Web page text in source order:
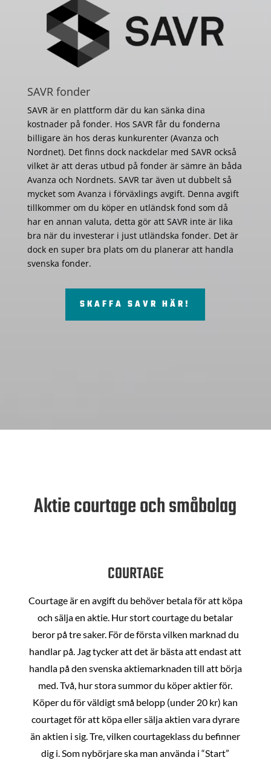
SAVR fonder
SAVR är en plattform där du kan sänka dina
kostnader på fonder. Hos SAVR får du fonderna
billigare än hos deras kunkurenter (Avanza och
Nordnet). Det finns dock nackdelar med SAVR också
vilket är att deras utbud på fonder är sämre än båda
Avanza och Nordnets. SAVR tar även ut dubbelt så
mycket som Avanza i förväxlings avgift. Denna avgift
tillkommer om du köper en utländsk fond som då
har en annan valuta, detta gör att SAVR inte är lika
bra när du investerar i just utländska fonder. Det är
dock en super bra plats om du planerar att handla
svenska fonder.
SKAFFA SAVR HÄR!
Aktie courtage och småbolag
COURTAGE
Courtage är en avgift du behöver betala för att köpa
och sälja en aktie. Hur stort courtage du betalar
beror på tre saker. För de första vilken marknad du
handlar på. Jag tycker att det är bästa att endast att
handla på den svenska aktiemarknaden till att börja
med. Två, hur stora summor du köper aktier för.
Köper du för väldigt små belopp (under 20 kr) kan
courtaget för att köpa eller sälja aktien vara dyrare
än aktien i sig. Tre, vilken courtageklass du befinner
dig i. Som nybörjare ska man använda i “Start”